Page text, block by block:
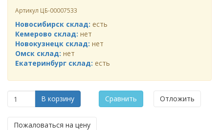
Артикул ЦБ-00007533
Новосибирск склад: есть
Кемерово склад: нет
Новокузнецк склад: нет
Омск склад: нет
Екатеринбург склад: есть
В корзину Сравнить Отложить
Пожаловаться на цену